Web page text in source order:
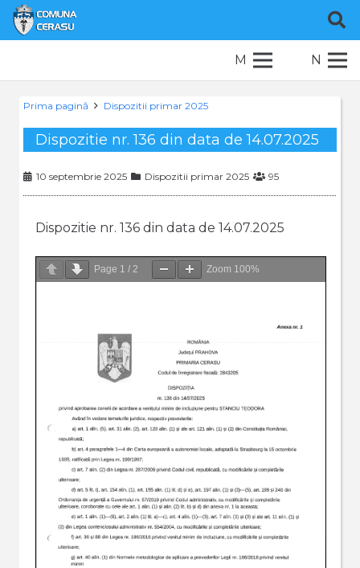
M N
Prima pagină Dispozitii primar 2025
Dispozitie nr. 136 din data de 14.07.2025
10 septembrie 2025 Dispozitii primar 2025 95
Dispozitie nr. 136 din data de 14.07.2025
Page 1 / 2 Zoom 100%